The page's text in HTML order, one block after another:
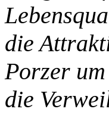
die
Porzer
die